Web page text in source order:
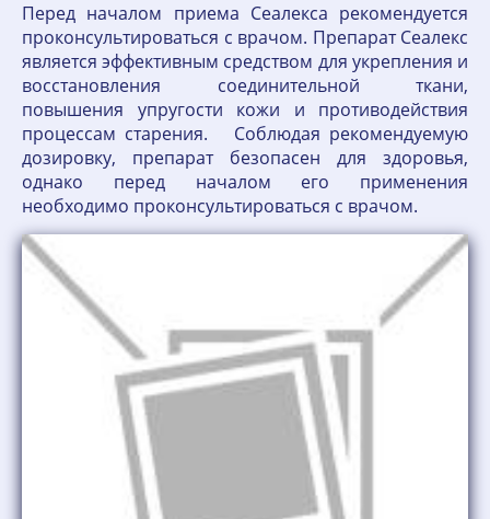
Перед началом приема Сеалекса рекомендуется
проконсультироваться с врачом. Препарат Сеалекс
является эффективным средством для укрепления и
восстановления соединительной ткани,
повышения упругости кожи и противодействия
процессам старения. Соблюдая рекомендуемую
дозировку, препарат безопасен для здоровья,
однако перед началом его применения
необходимо проконсультироваться с врачом.